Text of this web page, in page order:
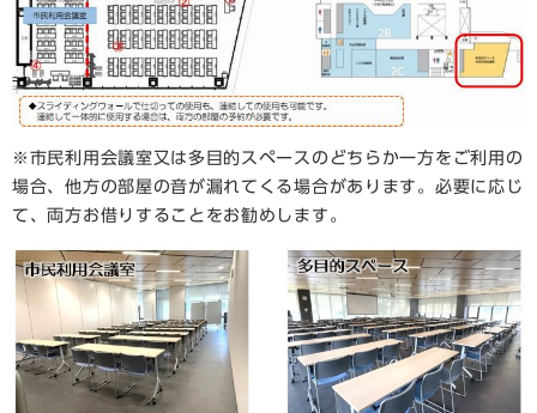
※市民利用会議室又は多目的スペースのどちらか一方をご利用の
場合、他方の部屋の音が漏れてくる場合があります。必要に応じ
て、両方お借りすることをお勧めします。